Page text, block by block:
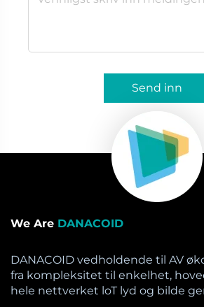
Send inn
We Are DANACOID
DANACOID vedholdende til AV
fra kompleksitet til enkelhet,
hele nettverket loT lyd og bilde